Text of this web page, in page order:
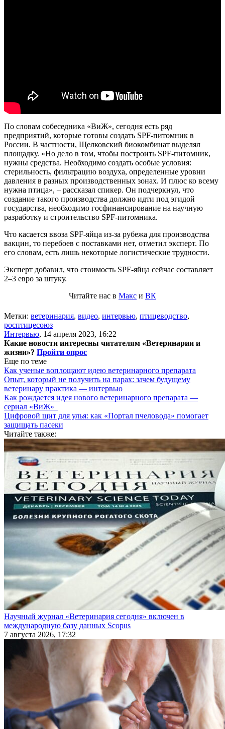
По словам собеседника «ВиЖ», сегодня есть ряд
предприятий, которые готовы создать SPF-питомник в
России. В частности, Щелковский биокомбинат выделял
площадку. «Но дело в том, чтобы построить SPF-питомник,
нужны средства. Необходимо создать особые условия:
стерильность, фильтрацию воздуха, определенные уровни
давления в разных производственных зонах. И плюс ко всему
нужна птица», – рассказал спикер. Он подчеркнул, что
создание такого производства должно идти под эгидой
государства, необходимо госфинансирование на научную
разработку и строительство SPF-питомника.
Что касается ввоза SPF-яйца из-за рубежа для производства
вакцин, то перебоев с поставками нет, отметил эксперт. По
его словам, есть лишь некоторые логистические трудности.
Эксперт добавил, что стоимость SPF-яйца сейчас составляет
2–3 евро за штуку.
Читайте нас в Макс и ВК
Метки: ветеринария, видео, интервью, птицеводство,
росптицесоюз
Интервью, 14 апреля 2023, 16:22
Какие новости интересны читателям «Ветеринарии и
жизни»? Пройти опрос
Еще по теме
Как ученые воплощают идею ветеринарного препарата
Опыт, который не получить на парах: зачем будущему
ветеринару практика — интервью
Как рождается идея нового ветеринарного препарата —
сериал «ВиЖ»
Цифровой щит для улья: как «Портал пчеловода» помогает
защищать пасеки
Читайте также:
Научный журнал «Ветеринария сегодня» включен в
международную базу данных Scopus
7 августа 2026, 17:32